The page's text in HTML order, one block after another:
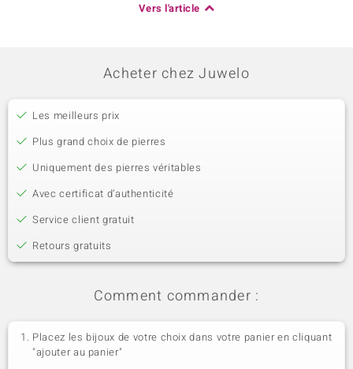
Vers l'article
Acheter chez Juwelo
Les meilleurs prix
Plus grand choix de pierres
Uniquement des pierres véritables
Avec certificat d’authenticité
Service client gratuit
Retours gratuits
Comment commander :
Placez les bijoux de votre choix dans votre panier en cliquant
"ajouter au panier"